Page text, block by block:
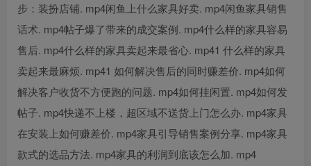
步：装扮店铺. mp4闲鱼上什么家具好卖. mp4闲鱼家具销售
话术. mp4帖子爆了带来的成交案例. mp4什么样的家具容易
售后. mp4什么样的家具卖起来最省心. mp41 什么样的家具
卖起来最麻烦. mp41 如何解决售后的同时赚差价. mp4如何
解决客户收货不方便跑的问题. mp4如何挂闲置. mp4如何发
帖子. mp4快递不上楼，超区域不送货上门怎么办. mp4家具
在安装上如何赚差价. mp4家具引导销售案例分享. mp4家具
款式的选品方法. mp4家具的利润到底该怎么加. mp4